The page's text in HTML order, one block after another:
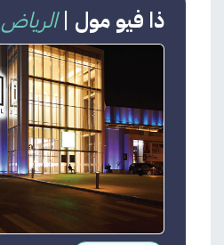
ذا فيو مول | الرياض